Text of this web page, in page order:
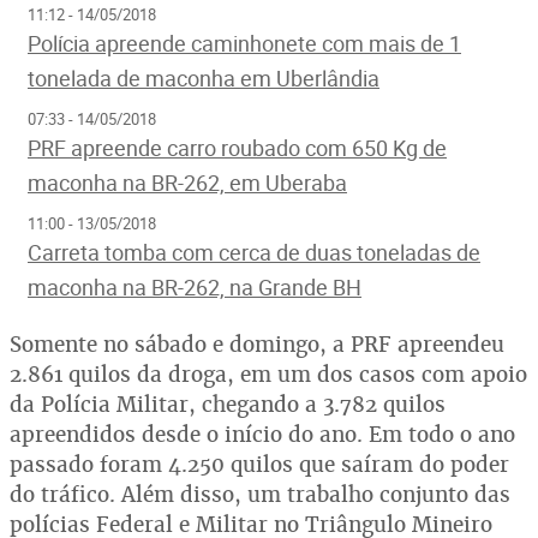
11:12 - 14/05/2018
Polícia apreende caminhonete com mais de 1
tonelada de maconha em Uberlândia
07:33 - 14/05/2018
PRF apreende carro roubado com 650 Kg de
maconha na BR-262, em Uberaba
11:00 - 13/05/2018
Carreta tomba com cerca de duas toneladas de
maconha na BR-262, na Grande BH
Somente no sábado e domingo, a PRF apreendeu
2.861 quilos da droga, em um dos casos com apoio
da Polícia Militar, chegando a 3.782 quilos
apreendidos desde o início do ano. Em todo o ano
passado foram 4.250 quilos que saíram do poder
do tráfico. Além disso, um trabalho conjunto das
polícias Federal e Militar no Triângulo Mineiro